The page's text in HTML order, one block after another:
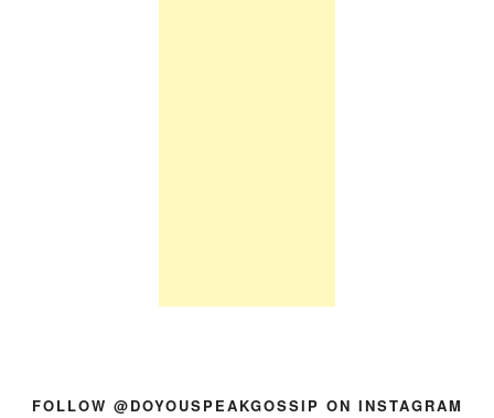
FOLLOW @DOYOUSPEAKGOSSIP ON INSTAGRAM